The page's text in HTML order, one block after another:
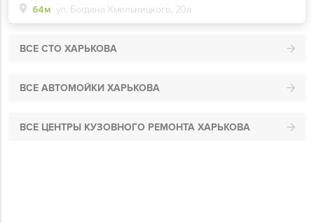
64м ул. Богдана Хмельницкого, 20а
ВСЕ СТО ХАРЬКОВА
ВСЕ АВТОМОЙКИ ХАРЬКОВА
ВСЕ ЦЕНТРЫ КУЗОВНОГО РЕМОНТА ХАРЬКОВА